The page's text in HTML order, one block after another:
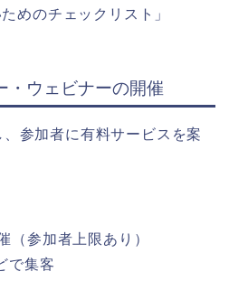
めのチェックリスト」
・ウェビナーの開催
参加者に有料サービスを案
（参加者上限あり）
で集客